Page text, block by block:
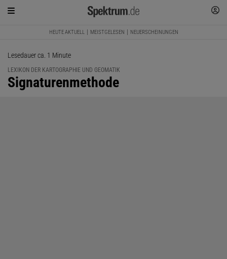
HEUTE AKTUELL MEISTGELESEN NEUERSCHEINUNGEN
Lesedauer ca. 1 Minute
LEXIKON DER KARTOGRAPHIE UND GEOMATIK
:
Signaturenmethode